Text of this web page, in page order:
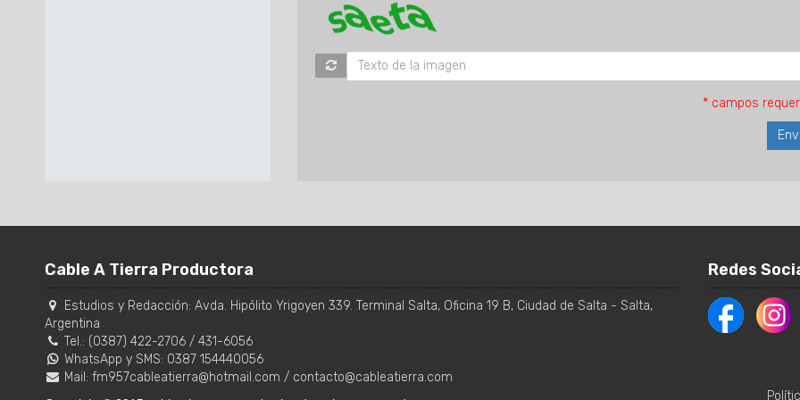
* campos
Cable A Tierra Productora
Estudios y Redacción: Avda. Hipólito Yrigoyen 339. Terminal Salta, Oficina 19 B, Ciudad de Salta - Salta,
Argentina
Tel.: (0387) 422-2706 / 431-6056
WhatsApp y SMS: 0387 154440056
Mail: fm957cableatierra@hotmail.com / contacto@cableatierra.com
Redes